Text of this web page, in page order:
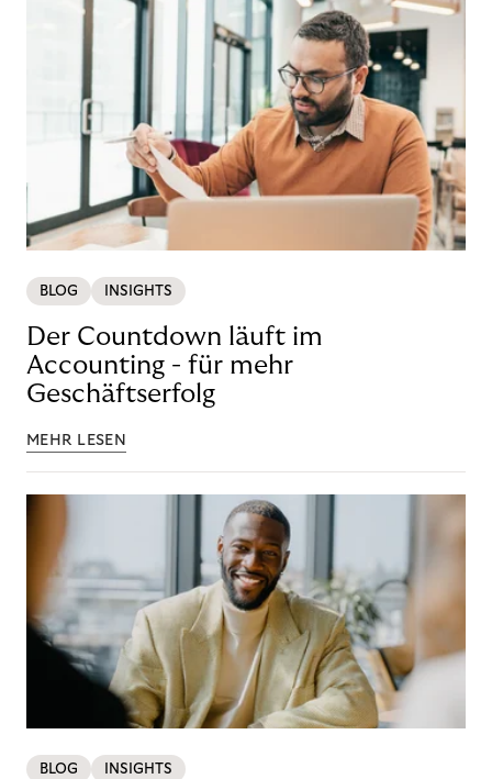
BLOG INSIGHTS
Der Countdown läuft im
Accounting - für mehr
Geschäftserfolg
MEHR LESEN
BLOG INSIGHTS